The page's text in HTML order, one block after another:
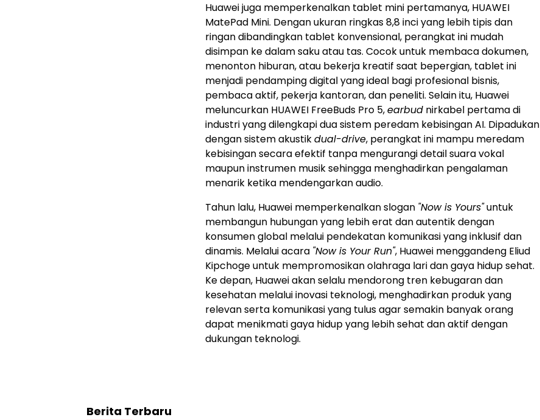
Huawei juga memperkenalkan tablet mini pertamanya, HUAWEI
MatePad Mini. Dengan ukuran ringkas 8,8 inci yang lebih tipis dan
ringan dibandingkan tablet konvensional, perangkat ini mudah
disimpan ke dalam saku atau tas. Cocok untuk membaca dokumen,
menonton hiburan, atau bekerja kreatif saat bepergian, tablet ini
menjadi pendamping digital yang ideal bagi profesional bisnis,
pembaca aktif, pekerja kantoran, dan peneliti. Selain itu, Huawei
meluncurkan HUAWEI FreeBuds Pro 5,earbud nirkabel pertama di
industri yang dilengkapi dua sistem peredam kebisingan AI. Dipadukan
dengan sistem akustikdual-drive, perangkat ini mampu meredam
kebisingan secara efektif tanpa mengurangi detail suara vokal
maupun instrumen musik sehingga menghadirkan pengalaman
menarik ketika mendengarkan audio.
Tahun lalu, Huawei memperkenalkan slogan "Now is Yours"untuk
membangun hubungan yang lebih erat dan autentik dengan
konsumen global melalui pendekatan komunikasi yang inklusif dan
dinamis. Melalui acara "Now is Your Run", Huawei menggandeng Eliud
Kipchoge untuk mempromosikan olahraga lari dan gaya hidup sehat.
Ke depan, Huawei akan selalu mendorong tren kebugaran dan
kesehatan melalui inovasi teknologi, menghadirkan produk yang
relevan serta komunikasi yang tulus agar semakin banyak orang
dapat menikmati gaya hidup yang lebih sehat dan aktif dengan
dukungan teknologi.
Berita Terbaru